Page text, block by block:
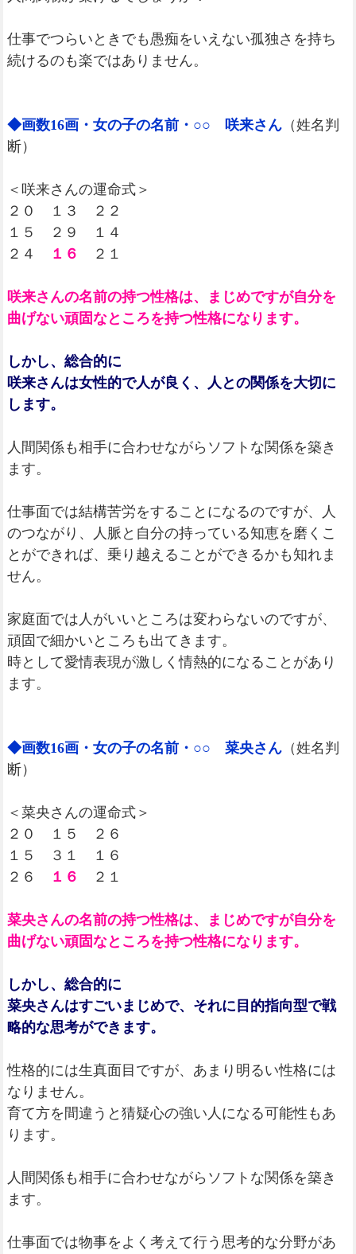
仕事でつらいときでも愚痴をいえない孤独さを持ち
続けるのも楽ではありません。
◆画数16画・女の子の名前・○○ 咲来さん（姓名判
断）
＜咲来さんの運命式＞
２０ １３ ２２
１５ ２９ １４
２４
１６ ２１
咲来さんの名前の持つ性格は、まじめですが自分を
曲げない頑固なところを持つ性格になります。
しかし、総合的に
咲来さんは女性的で人が良く、人との関係を大切に
します。
人間関係も相手に合わせながらソフトな関係を築き
ます。
仕事面では結構苦労をすることになるのですが、人
のつながり、人脈と自分の持っている知恵を磨くこ
とができれば、乗り越えることができるかも知れま
せん。
家庭面では人がいいところは変わらないのですが、
頑固で細かいところも出てきます。
時として愛情表現が激しく情熱的になることがあり
ます。
◆画数16画・女の子の名前・○○ 菜央さん（姓名判
断）
＜菜央さんの運命式＞
２０ １５ ２６
１５ ３１ １６
２６
１６ ２１
菜央さんの名前の持つ性格は、まじめですが自分を
曲げない頑固なところを持つ性格になります。
しかし、総合的に
菜央さんはすごいまじめで、それに目的指向型で戦
略的な思考ができます。
性格的には生真面目ですが、あまり明るい性格には
なりません。
育て方を間違うと猜疑心の強い人になる可能性もあ
ります。
人間関係も相手に合わせながらソフトな関係を築き
ます。
仕事面では物事をよく考えて行う思考的な分野があ